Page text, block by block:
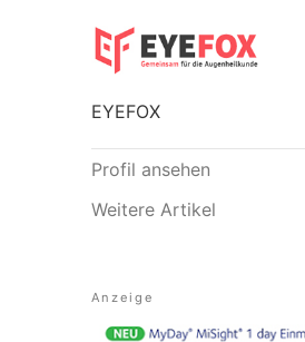
EYEFOX
Profil ansehen
Weitere Artikel